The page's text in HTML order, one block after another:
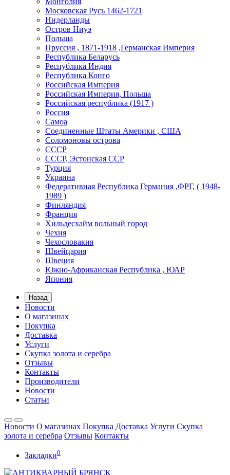
Московская Русь 1462-1721
Нидерланды
Остров Ниуэ
Польша
Пруссия , 1871-1918 ,Германская Империя
Республика Беларусь
Республика Индия
Республика Конго
Российская Империя
Российская Империя, Польша
Российская республика (1917 )
Россия
Самоа
Соединенные Штаты Америки , США
Соломоновы острова
СССР
СССР, Эстонская ССР
Турция
Украина
Федеративная Республика Германия ,ФРГ, ( 1948-
1989 )
Финляндия
Франция
Хильдесхайм вольный город
Чехия
Чехословакия
Швейцария
Швеция
Южно-Африканская Республика , ЮАР
Япония
Назад
Новости
О магазинах
Покупка
Доставка
Услуги
Скупка золота и серебра
Отзывы
Контакты
Производители
Новости
Статьи
Новости О магазинах Покупка Доставка Услуги Скупка
золота и серебра Отзывы Контакты
Закладки0